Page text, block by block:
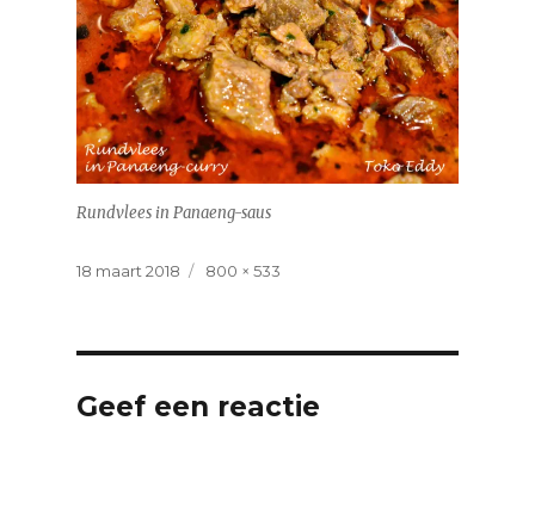
Rundvlees in Panaeng-saus
Geplaatst
18 maart 2018
Volledige
800 × 533
Geef een reactie